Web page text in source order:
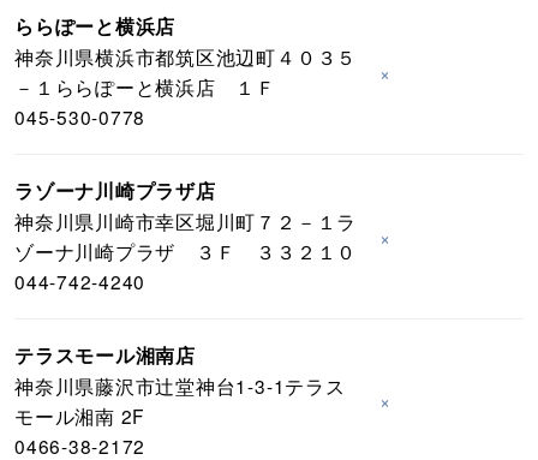
ららぽーと横浜店
神奈川県横浜市都筑区池辺町４０３５
－１ららぽーと横浜店 １Ｆ
045-530-0778
×
ラゾーナ川崎プラザ店
神奈川県川崎市幸区堀川町７２－１ラ
ゾーナ川崎プラザ ３Ｆ ３３２１０
044-742-4240
×
テラスモール湘南店
神奈川県藤沢市辻堂神台1-3-1テラス
モール湘南 2F
0466-38-2172
×